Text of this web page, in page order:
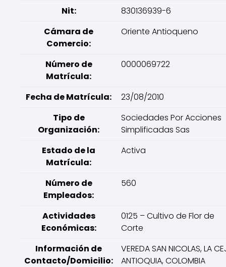
Nit:
830136939-6
Cámara de
Comercio:
Oriente Antioqueno
Número de
Matrícula:
0000069722
Fecha de Matrícula:
23/08/2010
Tipo de
Organización:
Sociedades Por Acciones
Simplificadas Sas
Estado de la
Matrícula:
Activa
Número de
Empleados:
560
Actividades
Económicas:
0125 – Cultivo de Flor de
Corte
Información de
Contacto/Domicilio:
VEREDA SAN NICOLAS, LA
ANTIOQUIA, COLOMBIA